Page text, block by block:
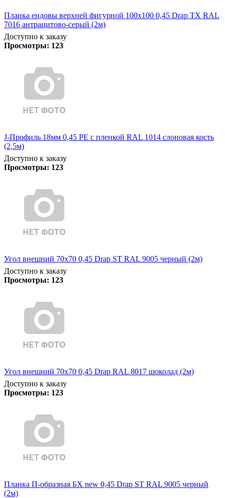
Планка ендовы верхней фигурной 100x100 0,45 Drap TX RAL
7016 антрацитово-серый (2м)
Доступно к заказу
Просмотры: 123
J-Профиль 18мм 0,45 PE с пленкой RAL 1014 слоновая кость
(2,5м)
Доступно к заказу
Просмотры: 123
Угол внешний 70х70 0,45 Drap ST RAL 9005 черный (2м)
Доступно к заказу
Просмотры: 123
Угол внешний 70х70 0,45 Drap RAL 8017 шоколад (2м)
Доступно к заказу
Просмотры: 123
Планка П-образная БХ new 0,45 Drap ST RAL 9005 черный
(2м)